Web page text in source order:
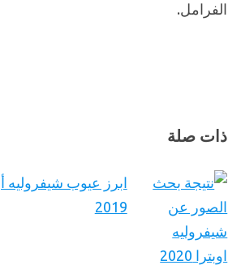
الفرامل.
ذات صلة
ابرز عيوب شيفروليه
2019